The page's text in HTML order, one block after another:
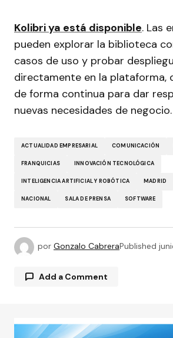
Kolibri ya está disponible. Las
pueden explorar la biblioteca
casos de uso y probar
directamente en la plataforma,
de forma continua para dar
nuevas necesidades de negocio.
ACTUALIDAD EMPRESARIAL COMUNICACIÓN
FRANQUICIAS INNOVACIÓN TECNOLÓGICA
INTELIGENCIA ARTIFICIAL Y ROBÓTICA MADRID
NACIONAL SALA DE PRENSA SOFTWARE
por Gonzalo CabreraPublished
Add a Comment
Tu dirección de correo